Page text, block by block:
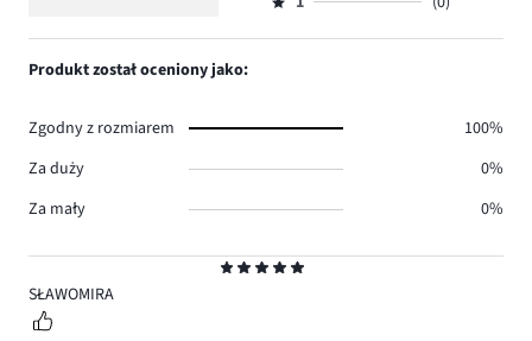
5
SŁAWOMIRA
2,
Ocena
1,
Produkt został oceniony jako:
Zgodny z rozmiarem
100%
Za duży
0%
Za mały
0%